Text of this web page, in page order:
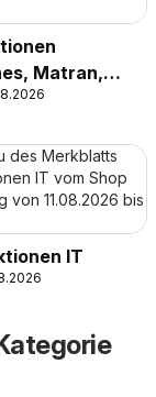
Matran,
IT